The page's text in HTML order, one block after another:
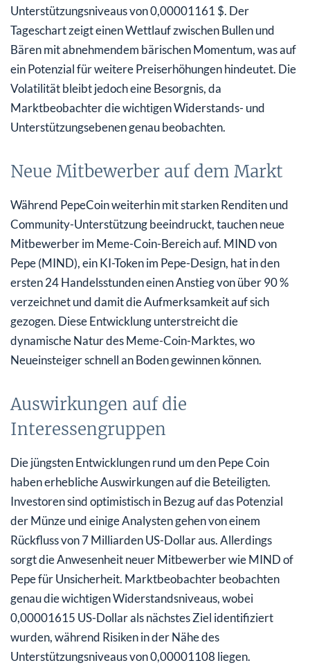
Unterstützungsniveaus von 0,00001161 $. Der
Tageschart zeigt einen Wettlauf zwischen Bullen und
Bären mit abnehmendem bärischen Momentum, was auf
ein Potenzial für weitere Preiserhöhungen hindeutet. Die
Volatilität bleibt jedoch eine Besorgnis, da
Marktbeobachter die wichtigen Widerstands- und
Unterstützungsebenen genau beobachten.
Neue Mitbewerber auf dem Markt
Während PepeCoin weiterhin mit starken Renditen und
Community-Unterstützung beeindruckt, tauchen neue
Mitbewerber im Meme-Coin-Bereich auf. MIND von
Pepe (MIND), ein KI-Token im Pepe-Design, hat in den
ersten 24 Handelsstunden einen Anstieg von über 90 %
verzeichnet und damit die Aufmerksamkeit auf sich
gezogen. Diese Entwicklung unterstreicht die
dynamische Natur des Meme-Coin-Marktes, wo
Neueinsteiger schnell an Boden gewinnen können.
Auswirkungen auf die
Interessengruppen
Die jüngsten Entwicklungen rund um den Pepe Coin
haben erhebliche Auswirkungen auf die Beteiligten.
Investoren sind optimistisch in Bezug auf das Potenzial
der Münze und einige Analysten gehen von einem
Rückfluss von 7 Milliarden US-Dollar aus. Allerdings
sorgt die Anwesenheit neuer Mitbewerber wie MIND of
Pepe für Unsicherheit. Marktbeobachter beobachten
genau die wichtigen Widerstandsniveaus, wobei
0,00001615 US-Dollar als nächstes Ziel identifiziert
wurden, während Risiken in der Nähe des
Unterstützungsniveaus von 0,00001108 liegen.